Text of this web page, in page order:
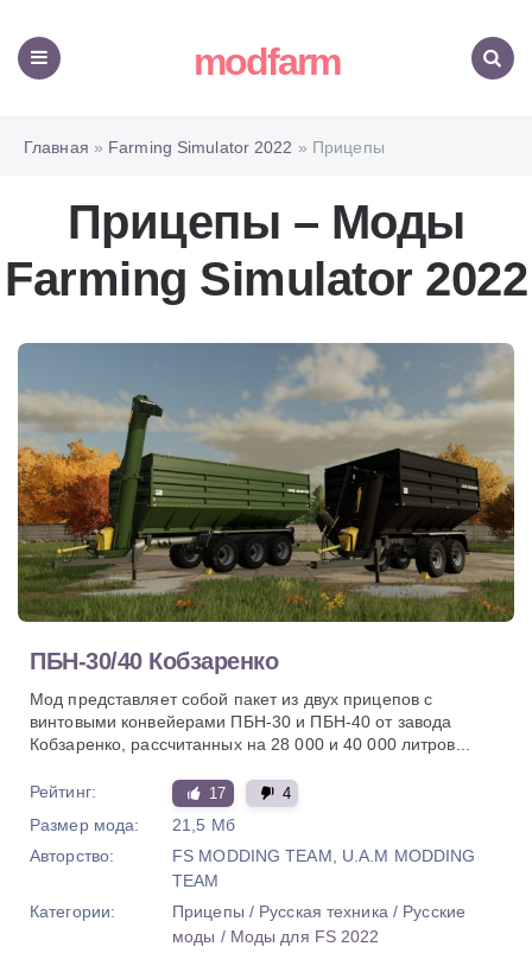
modfarm
Главная » Farming Simulator 2022 » Прицепы
Прицепы – Моды
Farming Simulator 2022
ПБН-30/40 Кобзаренко
Мод представляет собой пакет из двух прицепов с
винтовыми конвейерами ПБН-30 и ПБН-40 от завода
Кобзаренко, рассчитанных на 28 000 и 40 000 литров...
Рейтинг: 17 4
Размер мода:
21,5 Мб
Авторство:
FS MODDING TEAM, U.A.M MODDING
TEAM
Категории:
Прицепы / Русская техника/ Русские
моды / Моды для FS 2022